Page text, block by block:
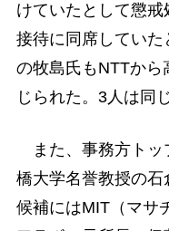
けていたとして懲
接待に同席していた
の牧島氏もNTTから
じられた。3人は同
また、事務方トッ
橋大学名誉教授の
候補にはMIT（マサ